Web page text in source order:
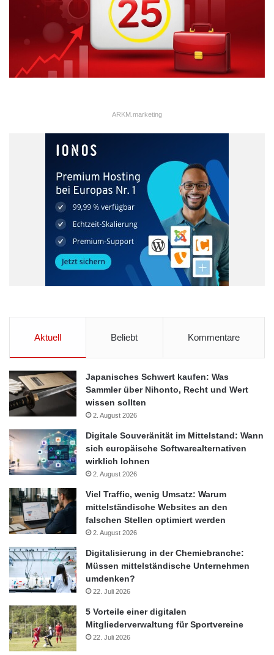
ARKM.marketing
„Die Neueröffnungen und Umbauten von dm-Märkten bilden den
Dallmeier, als dm-Geschäftsführer verantwortlich für das
Informationstechnologie, für den wir rund 22 Millionen Euro
veranschlagt haben, und der Neubau unserer Zentrale in
Karlsruhe mit etwa 21 Millionen Euro sein.“
Eine ähnliche Dynamik zeichnet sich für den Gesamtkonzern
ab: Im vergangenen Geschäftsjahr beliefen sich die
Investitionen auf rund 256 Millionen Euro, für das laufende
Geschäftsjahr liegen sie bei rund 300 Millionen Euro. dm
expandiert in elf weiteren europäischen Ländern. Europaweit
171 auf nunmehr 3.064 dm-Märkte. Für das aktuelle
Geschäftsjahr sind bisher 264 Neueröffnungen geplant, dies
entspricht dann konzernweit einem Nettozuwachs von 210
Märkten.
ARKM.marketing
Aktuell Beliebt Kommentare
Japanisches Schwert kaufen: Was
Sammler über Nihonto, Recht und Wert
wissen sollten
2. August 2026
Digitale Souveränität im Mittelstand: Wann
sich europäische Softwarealternativen
wirklich lohnen
2. August 2026
Viel Traffic, wenig Umsatz: Warum
mittelständische Websites an den
falschen Stellen optimiert werden
2. August 2026
Digitalisierung in der Chemiebranche:
Müssen mittelständische Unternehmen
umdenken?
22. Juli 2026
5 Vorteile einer digitalen
Mitgliederverwaltung für Sportvereine
22. Juli 2026